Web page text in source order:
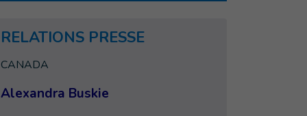
RELATIONS PRESSE
CANADA
Alexandra Buskie